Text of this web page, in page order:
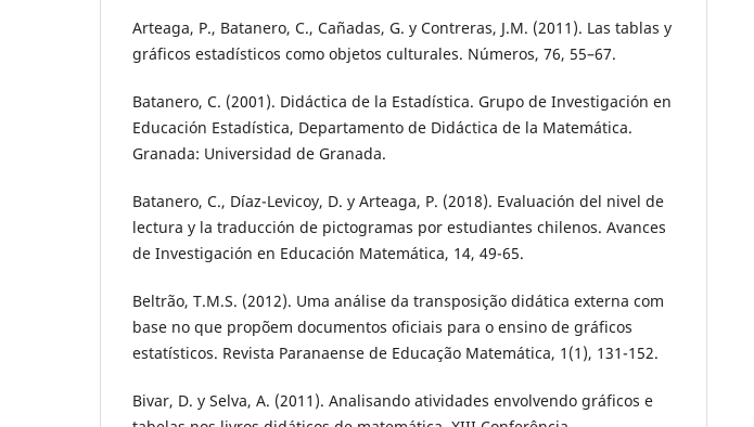
Arteaga, P., Batanero, C., Cañadas, G. y Contreras, J.M. (2011). Las tablas y
gráficos estadísticos como objetos culturales. Números, 76, 55–67.
Batanero, C. (2001). Didáctica de la Estadística. Grupo de Investigación en
Educación Estadística, Departamento de Didáctica de la Matemática.
Granada: Universidad de Granada.
Batanero, C., Díaz-Levicoy, D. y Arteaga, P. (2018). Evaluación del nivel de
lectura y la traducción de pictogramas por estudiantes chilenos. Avances
de Investigación en Educación Matemática, 14, 49-65.
Beltrão, T.M.S. (2012). Uma análise da transposição didática externa com
base no que propõem documentos oficiais para o ensino de gráficos
estatísticos. Revista Paranaense de Educação Matemática, 1(1), 131-152.
Bivar, D. y Selva, A. (2011). Analisando atividades envolvendo gráficos e